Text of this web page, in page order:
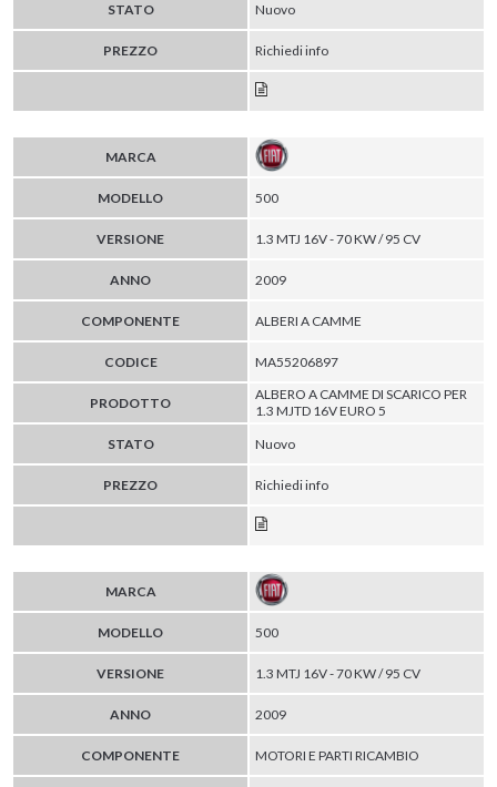
STATO
Nuovo
PREZZO Richiedi info
MARCA
MODELLO 500
VERSIONE 1.3 MTJ 16V - 70 KW / 95 CV
ANNO 2009
COMPONENTE ALBERI A CAMME
CODICE MA55206897
PRODOTTO
ALBERO A CAMME DI SCARICO PER
1.3 MJTD 16V EURO 5
STATO
Nuovo
PREZZO Richiedi info
MARCA
MODELLO 500
VERSIONE 1.3 MTJ 16V - 70 KW / 95 CV
ANNO 2009
COMPONENTE MOTORI E PARTI RICAMBIO